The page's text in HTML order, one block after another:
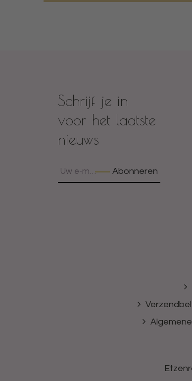
Schrijf je in
voor het laatste
nieuws
Abonneren